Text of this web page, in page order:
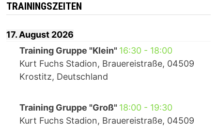
TRAININGSZEITEN
17. August 2026
Training Gruppe "Klein" 16:30- 18:00
Kurt Fuchs Stadion, Brauereistraße, 04509
Krostitz, Deutschland
Training Gruppe "Groß" 18:00- 19:30
Kurt Fuchs Stadion, Brauereistraße, 04509